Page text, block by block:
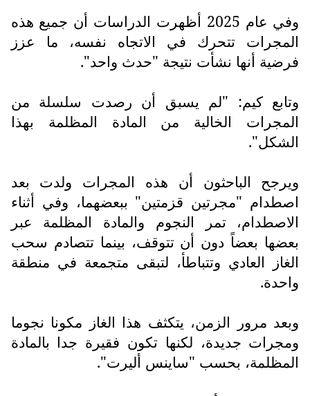
وفي عام 2025 أظهرت الدراسات أن جميع هذه
المجرات تتحرك في الاتجاه نفسه، ما عزز
فرضية أنها نشأت نتيجة "حدث واحد".
وتابع كيم: "لم يسبق أن رصدت سلسلة من
المجرات الخالية من المادة المظلمة بهذا
الشكل".
ويرجح الباحثون أن هذه المجرات ولدت بعد
اصطدام "مجرتين قزمتين" ببعضهما، وفي أثناء
الاصطدام، تمر النجوم والمادة المظلمة عبر
بعضها بعضاً دون أن تتوقف، بينما تتصادم سحب
الغاز العادي وتتباطأ، لتبقى متجمعة في منطقة
واحدة.
وبعد مرور الزمن، يتكثف هذا الغاز مكونا نجوما
ومجرات جديدة، لكنها تكون فقيرة جدا بالمادة
المظلمة، بحسب "ساينس أليرت".